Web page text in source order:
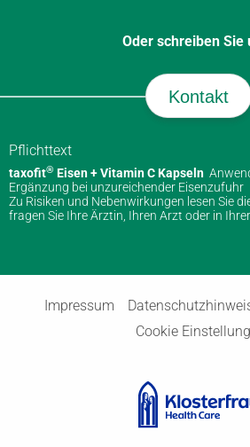
Oder schreiben Sie
Kontakt
Pflichttext
taxofit® Eisen + Vitamin C Kapseln
Ergänzung bei unzureichender Eisenzufuhr
Zu Risiken und Nebenwirkungen lesen Sie
fragen Sie Ihre Ärztin, Ihren Arzt oder in
Impressum
Cookie